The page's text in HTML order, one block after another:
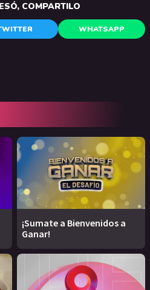
COMPARTILO
WHATSAPP
¡Sumate a Bienvenidos a
Ganar!